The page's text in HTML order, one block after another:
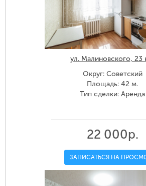
ул. Малиновского, 23
Округ: Советский
Площадь: 42 м.
Тип сделки: Аренда
22 000р.
ЗАПИСАТЬСЯ НА